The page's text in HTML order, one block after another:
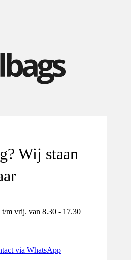
Wij staan
t/m vrij. van 8.30 - 17.30
via WhatsApp